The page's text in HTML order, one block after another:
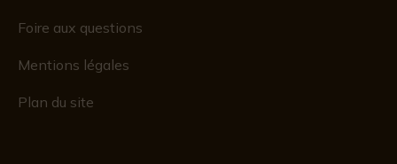
Foire aux questions
Mentions légales
Plan du site